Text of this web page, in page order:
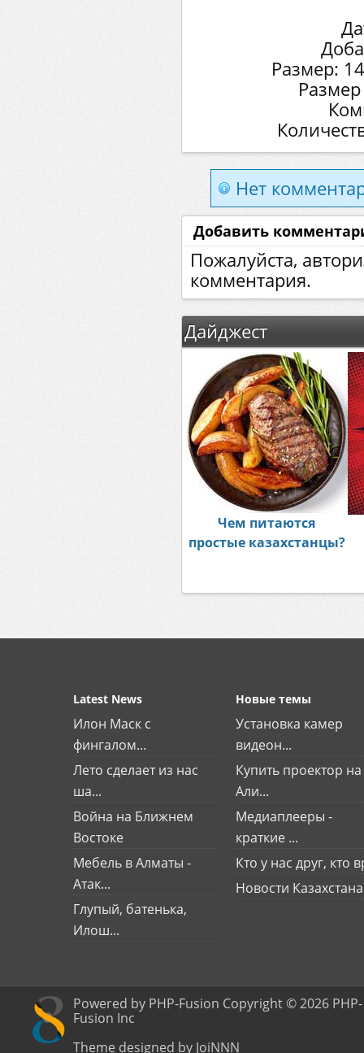
Размер:
Нет
Добавить
Пожалуйста,
комментария.
Дайджест
Чем питаются
простые казахстанцы?
Latest News
Илон Маск с
фингалом...
Лето сделает из нас
ша...
Война на Ближнем
Востоке
Мебель в Алматы -
Атак...
Глупый, батенька,
Илош...
Новые темы
Установка камер
видеон...
Купить проектор на
Али...
Медиаплееры -
краткие ...
Кто у нас друг, кто
Новости Казахстана
Powered by PHP-Fusion Copyright © 2026 PHP-
Fusion Inc
Theme designed by JoiNNN